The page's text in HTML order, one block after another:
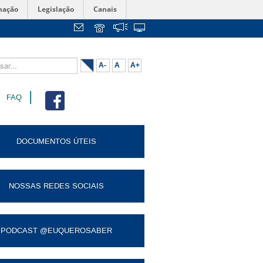
Legislação Canais
A- A A+
FAQ
DOCUMENTOS ÚTEIS
NOSSAS REDES SOCIAIS
PODCAST @EUQUEROSABER